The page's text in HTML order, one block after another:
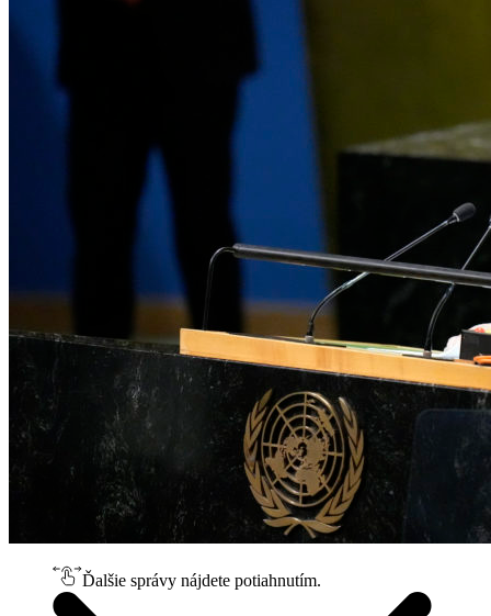
Ďalšie správy nájdete potiahnutím.